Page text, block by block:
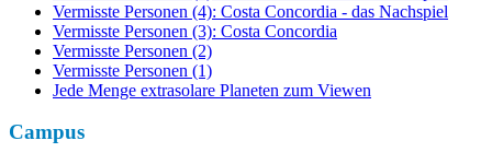
Vermisste Personen (4): Costa Concordia - das Nachspiel
Vermisste Personen (3): Costa Concordia
Vermisste Personen (2)
Vermisste Personen (1)
Jede Menge extrasolare Planeten zum Viewen
Campus